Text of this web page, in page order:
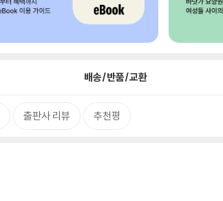
배송/반품/교환
출판사 리뷰 추천평